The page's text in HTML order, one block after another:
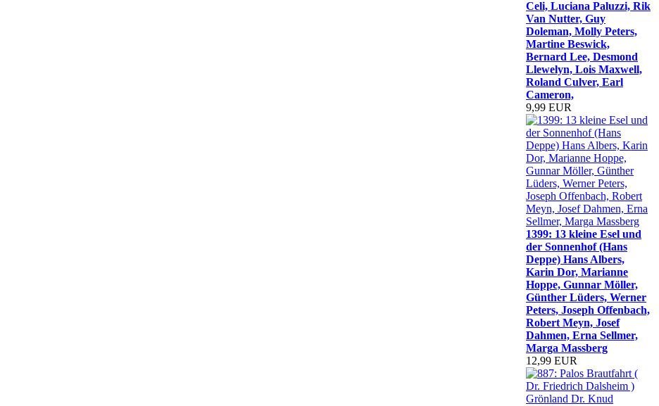
Celi, Luciana Paluzzi, Rik
Van Nutter, Guy
Doleman, Molly Peters,
Martine Beswick,
Bernard Lee, Desmond
Llewelyn, Lois Maxwell,
Roland Culver, Earl
Cameron,
9,99 EUR
1399: 13 kleine Esel und
der Sonnenhof (Hans
Deppe) Hans Albers,
Karin Dor, Marianne
Hoppe, Gunnar Möller,
Günther Lüders, Werner
Peters, Joseph Offenbach,
Robert Meyn, Josef
Dahmen, Erna Sellmer,
Marga Massberg
12,99 EUR